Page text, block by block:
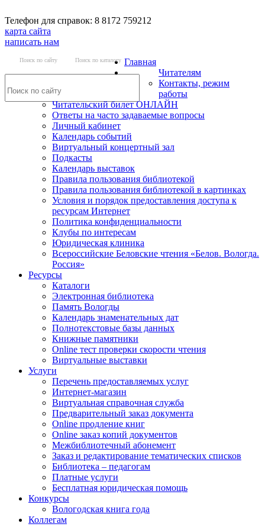
Телефон для справок: 8 8172 759212
карта сайта
написать нам
Поиск по сайту Поиск по каталогу Главная
Читателям
Контакты, режим
работы
Читательский билет ОНЛАЙН
Ответы на часто задаваемые вопросы
Личный кабинет
Календарь событий
Виртуальный концертный зал
Подкасты
Календарь выставок
Правила пользования библиотекой
Правила пользования библиотекой в картинках
Условия и порядок предоставления доступа к
ресурсам Интернет
Политика конфиденциальности
Клубы по интересам
Юридическая клиника
Всероссийские Беловские чтения «Белов. Вологда.
Россия»
Ресурсы
Каталоги
Электронная библиотека
Память Вологды
Календарь знаменательных дат
Полнотекстовые базы данных
Книжные памятники
Online тест проверки скорости чтения
Виртуальные выставки
Услуги
Перечень предоставляемых услуг
Интернет-магазин
Виртуальная справочная служба
Предварительный заказ документа
Online продление книг
Online заказ копий документов
Межбиблиотечный абонемент
Заказ и редактирование тематических списков
Библиотека – педагогам
Платные услуги
Бесплатная юридическая помощь
Конкурсы
Вологодская книга года
Коллегам